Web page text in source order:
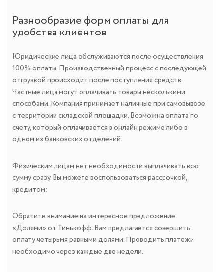
Разнообразие форм оплаты для
удобства клиентов
Юридические лица обслуживаются после осуществления
100% оплаты. Производственный процесс с последующей
отгрузкой происходит после поступления средств.
Частные лица могут оплачивать товары несколькими
способами. Компания принимает наличные при самовывозе
с территории складской площадки. Возможна оплата по
счету, который оплачивается в онлайн режиме либо в
одном из банковских отделений.
Физическим лицам нет необходимости выплачивать всю
сумму сразу. Вы можете воспользоваться рассрочкой,
кредитом:
Обратите внимание на интересное предложение
«Долями» от Тинькофф. Вам предлагается совершить
оплату четырьмя равными долями. Проводить платежи
необходимо через каждые две недели.